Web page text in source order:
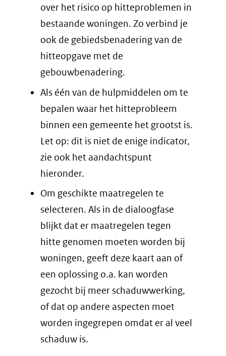
over het risico op hitteproblemen in
bestaande woningen. Zo verbind je
ook de gebiedsbenadering van de
hitteopgave met de
gebouwbenadering.
Als één van de hulpmiddelen om te
bepalen waar het hitteprobleem
binnen een gemeente het grootst is.
Let op: dit is niet de enige indicator,
zie ook het aandachtspunt
hieronder.
Om geschikte maatregelen te
selecteren. Als in de dialoogfase
blijkt dat er maatregelen tegen
hitte genomen moeten worden bij
woningen, geeft deze kaart aan of
een oplossing o.a. kan worden
gezocht bij meer schaduwwerking,
of dat op andere aspecten moet
worden ingegrepen omdat er al veel
schaduw is.